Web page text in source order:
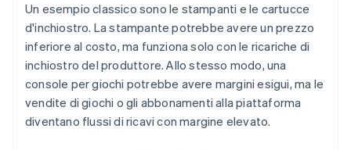
Un esempio classico sono le stampanti e le cartucce
d'inchiostro. La stampante potrebbe avere un prezzo
inferiore al costo, ma funziona solo con le ricariche di
inchiostro del produttore. Allo stesso modo, una
console per giochi potrebbe avere margini esigui, ma le
vendite di giochi o gli abbonamenti alla piattaforma
diventano flussi di ricavi con margine elevato.